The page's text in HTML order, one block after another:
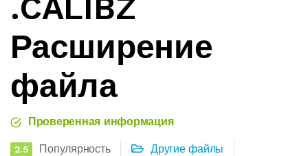
.CALIBZ
Расширение
файла
Проверенная информация
2.5 Популярность Другие файлы